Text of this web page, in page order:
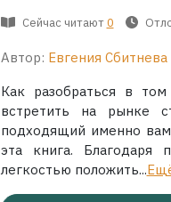
Сейчас читают 0
Автор: Евгения Сбитнева
Как разобраться в
встретить на рынке
подходящий именно
эта книга.
легкостью положить...